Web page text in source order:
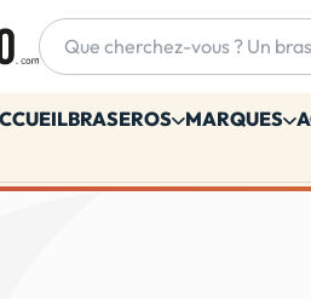
BRASEROS MARQUES